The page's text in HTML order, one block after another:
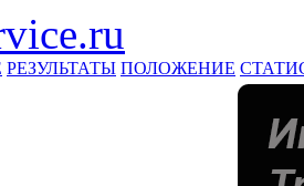
РЕЗУЛЬТАТЫ ПОЛОЖЕНИЕ